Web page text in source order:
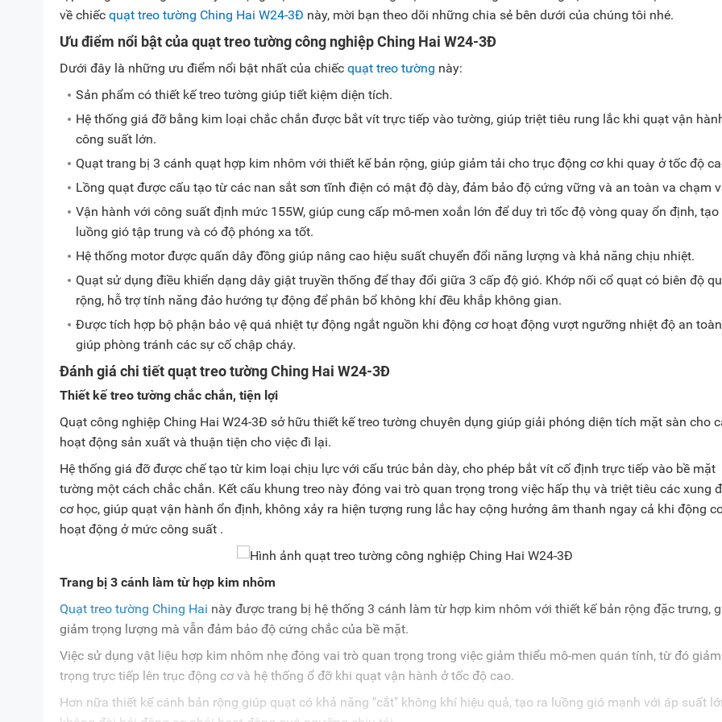
về chiếc quạt treo tường Ching Hai W24-3Đ này, mời bạn theo dõi những chia sẻ bên dưới của chúng tôi nhé.
Ưu điểm nổi bật của quạt treo tường công nghiệp Ching Hai W24-3Đ
Dưới đây là những ưu điểm nổi bật nhất của chiếc quạt treo tường này:
Sản phẩm có thiết kế treo tường giúp tiết kiệm diện tích.
Hệ thống giá đỡ bằng kim loại chắc chắn được bắt vít trực tiếp vào tường, giúp triệt tiêu rung lắc khi quạt vận
công suất lớn.
Quạt trang bị 3 cánh quạt hợp kim nhôm với thiết kế bản rộng, giúp giảm tải cho trục động cơ khi quay ở tốc độ
Lồng quạt được cấu tạo từ các nan sắt sơn tĩnh điện có mật độ dày, đảm bảo độ cứng vững và an toàn va chạm
Vận hành với công suất định mức 155W, giúp cung cấp mô-men xoắn lớn để duy trì tốc độ vòng quay ổn định, tạo
luồng gió tập trung và có độ phóng xa tốt.
Hệ thống motor được quấn dây đồng giúp nâng cao hiệu suất chuyển đổi năng lượng và khả năng chịu nhiệt.
Quạt sử dụng điều khiển dạng dây giật truyền thống để thay đổi giữa 3 cấp độ gió. Khớp nối cổ quạt có biên độ
rộng, hỗ trợ tính năng đảo hướng tự động để phân bổ không khí đều khắp không gian.
Được tích hợp bộ phận bảo vệ quá nhiệt tự động ngắt nguồn khi động cơ hoạt động vượt ngưỡng nhiệt độ an
giúp phòng tránh các sự cố chập cháy.
Đánh giá chi tiết quạt treo tường Ching Hai W24-3Đ
Thiết kế treo tường chắc chắn, tiện lợi
Quạt công nghiệp Ching Hai W24-3Đ sở hữu thiết kế treo tường chuyên dụng giúp giải phóng diện tích mặt sàn cho
hoạt động sản xuất và thuận tiện cho việc đi lại.
Hệ thống giá đỡ được chế tạo từ kim loại chịu lực với cấu trúc bản dày, cho phép bắt vít cố định trực tiếp vào bề mặt
tường một cách chắc chắn. Kết cấu khung treo này đóng vai trò quan trọng trong việc hấp thụ và triệt tiêu các xung
cơ học, giúp quạt vận hành ổn định, không xảy ra hiện tượng rung lắc hay cộng hưởng âm thanh ngay cả khi động
hoạt động ở mức công suất .
Trang bị 3 cánh làm từ hợp kim nhôm
Quạt treo tường Ching Hai này được trang bị hệ thống 3 cánh làm từ hợp kim nhôm với thiết kế bản rộng đặc trưng,
giảm trọng lượng mà vẫn đảm bảo độ cứng chắc của bề mặt.
Việc sử dụng vật liệu hợp kim nhôm nhẹ đóng vai trò quan trọng trong việc giảm thiểu mô-men quán tính, từ đó
trọng trực tiếp lên trục động cơ và hệ thống ổ đỡ khi quạt vận hành ở tốc độ cao.
Hơn nữa thiết kế cánh bản rộng giúp quạt có khả năng "cắt" không khí hiệu quả, tạo ra luồng gió mạnh với áp suất